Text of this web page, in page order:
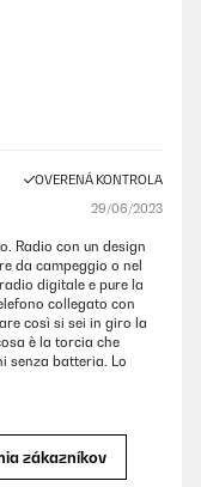
OVERENÁ KONTROLA
29/06/2023
Radio con un design
da campeggio o nel
digitale e pure la
collegato con
così si sei in giro la
è la torcia che
senza batteria. Lo
zákazníkov